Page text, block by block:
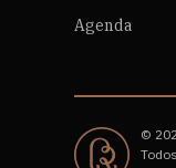
Agenda
©